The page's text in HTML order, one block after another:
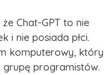
Chat-GPT to nie
i nie posiada płci.
komputerowy, który
grupę programistów.